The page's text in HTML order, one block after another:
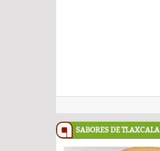
SABORES DE TLAXCALA